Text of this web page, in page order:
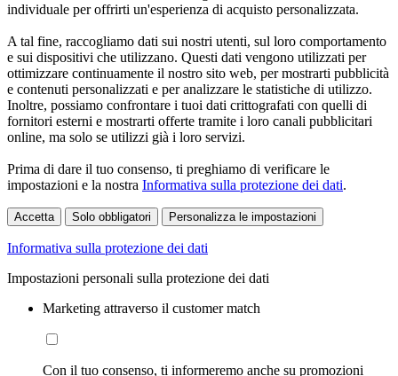
individuale per offrirti un'esperienza di acquisto personalizzata.
A tal fine, raccogliamo dati sui nostri utenti, sul loro comportamento
e sui dispositivi che utilizzano. Questi dati vengono utilizzati per
ottimizzare continuamente il nostro sito web, per mostrarti pubblicità
e contenuti personalizzati e per analizzare le statistiche di utilizzo.
Inoltre, possiamo confrontare i tuoi dati crittografati con quelli di
fornitori esterni e mostrarti offerte tramite i loro canali pubblicitari
online, ma solo se utilizzi già i loro servizi.
Prima di dare il tuo consenso, ti preghiamo di verificare le
impostazioni e la nostra Informativa sulla protezione dei dati.
Accetta Solo obbligatori Personalizza le impostazioni
Informativa sulla protezione dei dati
Impostazioni personali sulla protezione dei dati
Marketing attraverso il customer match
Con il tuo consenso, ti informeremo anche su promozioni